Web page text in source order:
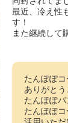
最近、冷え性
す！
また継続して
たんぽぽ
ありがとう
たんぽぽ
たんぽぽ